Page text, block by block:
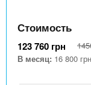
Стоимость
123 760 грн
В месяц: 16 800 грн